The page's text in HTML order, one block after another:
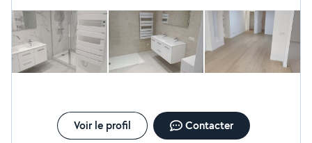
Voir le profil Contacter